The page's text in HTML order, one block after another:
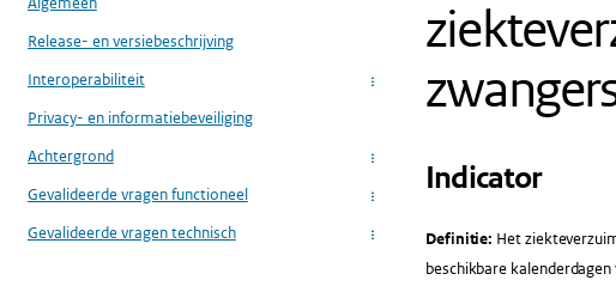
Release- en versiebeschrijving
Interoperabiliteit
...
Privacy- en informatiebeveiliging
Achtergrond
...
Gevalideerde vragen functioneel ...
Gevalideerde vragen technisch ...
Indicator
Definitie: Het
beschikbare